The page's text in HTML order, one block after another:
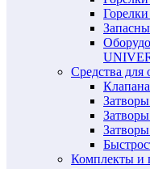
Средства для
Комплекты и